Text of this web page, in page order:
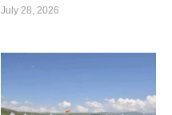
July 28, 2026